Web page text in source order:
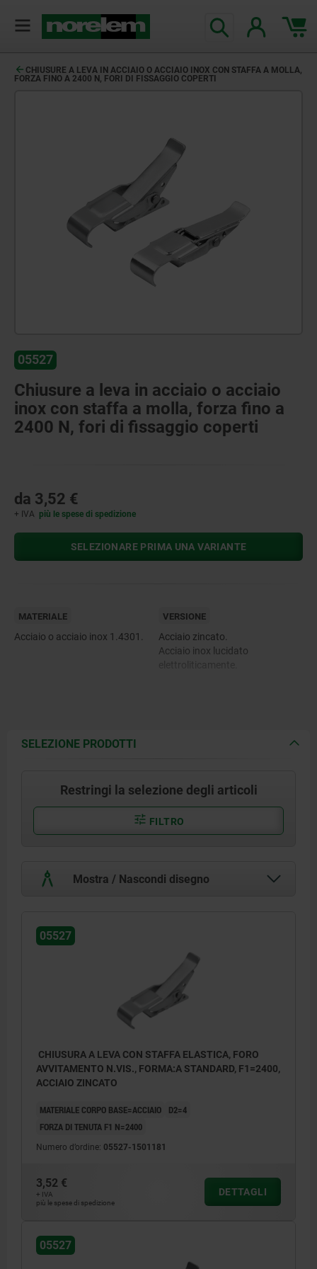
CHIUSURE A LEVA IN ACCIAIO O ACCIAIO INOX CON STAFFA A MOLLA,
FORZA FINO A 2400 N, FORI DI FISSAGGIO COPERTI
05527
Chiusure a leva in acciaio o acciaio
inox con staffa a molla, forza fino a
2400 N, fori di fissaggio coperti
da 3,52 €
+ IVA più le spese di spedizione
SELEZIONARE PRIMA UNA VARIANTE
MATERIALE
Acciaio o acciaio inox 1.4301.
VERSIONE
Acciaio zincato.
Acciaio inox lucidato
SELEZIONE PRODOTTI
Restringi la selezione degli articoli
FILTRO
Mostra / Nascondi disegno
05527
CHIUSURA A LEVA CON STAFFA ELASTICA, FORO
AVVITAMENTO N.VIS., FORMA:A STANDARD, F1=2400,
ACCIAIO ZINCATO
MATERIALE CORPO BASE=ACCIAIO
D2=4
FORZA DI TENUTA F1 N=2400
Numero d’ordine: 05527-1501181
3,52 €
+ IVA
più le spese di spedizione
DETTAGLI
05527